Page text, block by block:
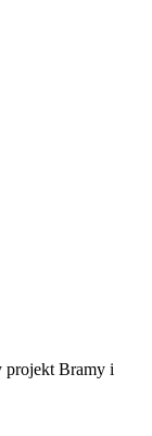
projekt Bramy i